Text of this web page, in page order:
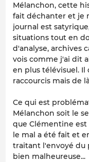
Mélanchon, cette
fait déchanter et je
journal est
situations tout en
d'analyse, archives
vois comme j'ai dit
en plus télévisuel.
raccourcis mais de
Ce qui est
Mélanchon soit le
que Clémentine
le mal a été fait et
traitant l'envoyé du
bien malheureuse...